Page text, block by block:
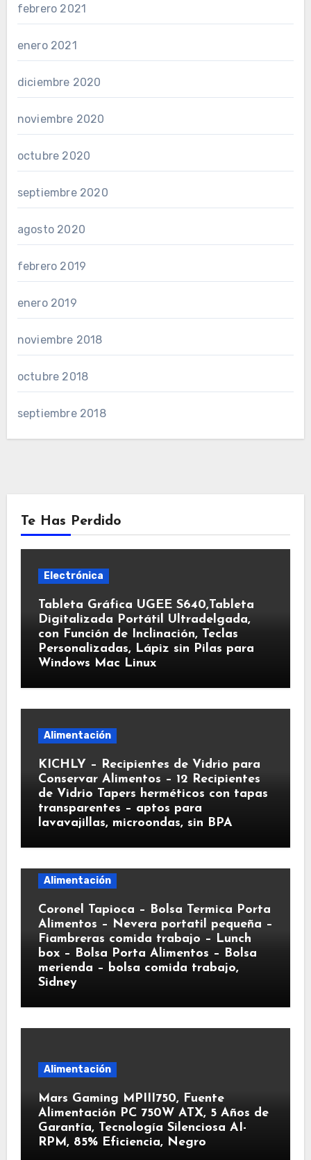
febrero 2021
enero 2021
diciembre 2020
noviembre 2020
octubre 2020
septiembre 2020
agosto 2020
febrero 2019
enero 2019
noviembre 2018
octubre 2018
septiembre 2018
Te Has Perdido
Electrónica
Tableta Gráfica UGEE S640,Tableta
Digitalizada Portátil Ultradelgada,
con Función de Inclinación, Teclas
Personalizadas, Lápiz sin Pilas para
Windows Mac Linux
Alimentación
KICHLY – Recipientes de Vidrio para
Conservar Alimentos – 12 Recipientes
de Vidrio Tapers herméticos con tapas
transparentes – aptos para
lavavajillas, microondas, sin BPA
Alimentación
Coronel Tapioca – Bolsa Termica Porta
Alimentos – Nevera portatil pequeña –
Fiambreras comida trabajo – Lunch
box – Bolsa Porta Alimentos – Bolsa
merienda – bolsa comida trabajo,
Sidney
Alimentación
Mars Gaming MPIII750, Fuente
Alimentación PC 750W ATX, 5 Años de
Garantía, Tecnología Silenciosa AI-
RPM, 85% Eficiencia, Negro